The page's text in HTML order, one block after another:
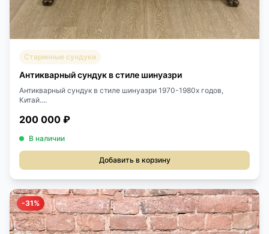
Старинные сундуки
Антикварный сундук в стиле шинуазри
Антикварный сундук в стиле шинуазри 1970-1980х годов,
Китай....
200 000 ₽
В наличии
Добавить в корзину
-31%